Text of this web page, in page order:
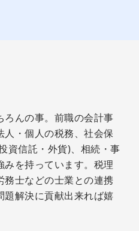
ろんの事。前職の会計事
・個人の税務、社会保
資信託・外貨)、相続・事
を持っています。税理
務士などの士業との連携
題解決に貢献出来れば嬉